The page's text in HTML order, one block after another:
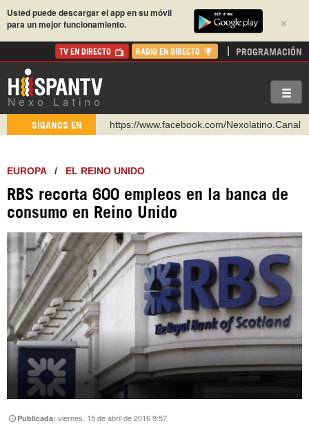
×
Usted puede descargar el app en su móvil
para un mejor funcionamiento.
TV EN DIRECTO RADIO EN DIRECTO PROGRAMACIÓN
SÍGANOS EN
https://www.facebook.com/Nexolatino.Canal
http://twitter.com/nexo_latino
https://t.me/hispantvcanal
https://urmedium.com/c/hispantv
Instagram como: hispan_tv
EUROPA/ EL REINO UNIDO
RBS recorta 600 empleos en la banca de
consumo en Reino Unido
Publicada:viernes, 15 de abril de 2016 9:57